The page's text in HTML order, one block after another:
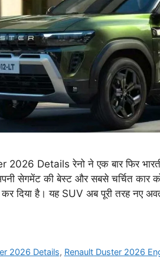
Details रेनो ने एक बार फिर
सेगमेंट की बेस्ट और सबसे चर्चित कार
दिया है। यह SUV अब पूरी तरह नए
2026 Details, Renault Duster 2026